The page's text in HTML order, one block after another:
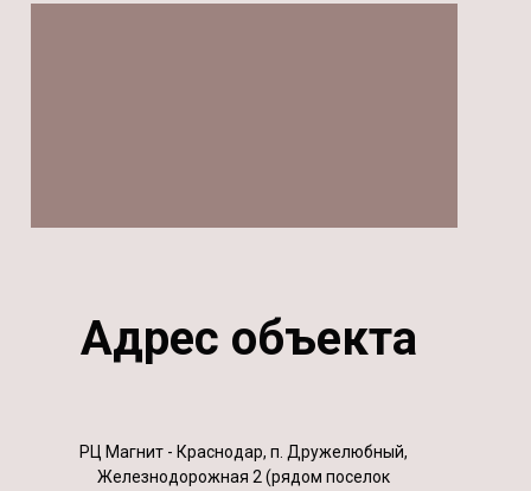
Адрес объекта
РЦ Магнит - Краснодар, п. Дружелюбный,
Железнодорожная 2 (рядом поселок